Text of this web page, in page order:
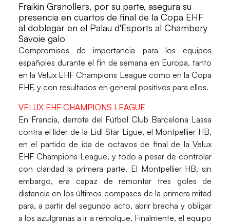
Fraikin Granollers, por su parte, asegura su
presencia en cuartos de final de la Copa EHF
al doblegar en el Palau d'Esports al Chambery
Savoie galo
Compromisos de importancia para los equipos
españoles durante el fin de semana en Europa, tanto
en la Velux EHF Champions League como en la Copa
EHF, y con resultados en general positivos para ellos.
VELUX EHF CHAMPIONS LEAGUE
En Francia, derrota del Fútbol Club Barcelona Lassa
contra el líder de la Lidl Star Ligue, el Montpellier HB,
en el partido de ida de octavos de final de la Velux
EHF Champions League, y todo a pesar de controlar
con claridad la primera parte. El Montpellier HB, sin
embargo, era capaz de remontar tres goles de
distancia en los últimos compases de la primera mitad
para, a partir del segundo acto, abrir brecha y obligar
a los azulgranas a ir a remolque. Finalmente, el equipo